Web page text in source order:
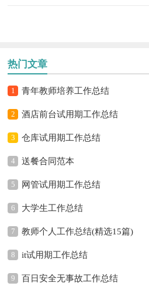
热门文章
1 青年教师培养工作总结
2 酒店前台试用期工作总结
3 仓库试用期工作总结
4 送餐合同范本
5 网管试用期工作总结
6 大学生工作总结
7 教师个人工作总结(精选15篇)
8 it试用期工作总结
9 百日安全无事故工作总结